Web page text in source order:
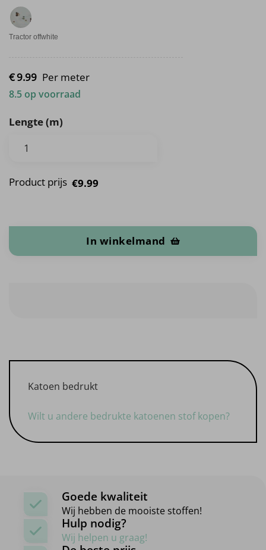
Tractor offwhite
€9.99 Per meter
8.5 op voorraad
Lengte (m)
Product prijs €9.99
In winkelmand
Katoen bedrukt
Wilt u andere bedrukte katoenen stof kopen?
Goede kwaliteit
Wij hebben de mooiste stoffen!
Hulp nodig?
Wij helpen u graag!